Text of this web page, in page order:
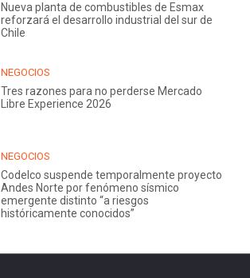
Nueva planta de combustibles de Esmax
reforzará el desarrollo industrial del sur de
Chile
NEGOCIOS
Tres razones para no perderse Mercado
Libre Experience 2026
NEGOCIOS
Codelco suspende temporalmente proyecto
Andes Norte por fenómeno sísmico
emergente distinto “a riesgos
históricamente conocidos”